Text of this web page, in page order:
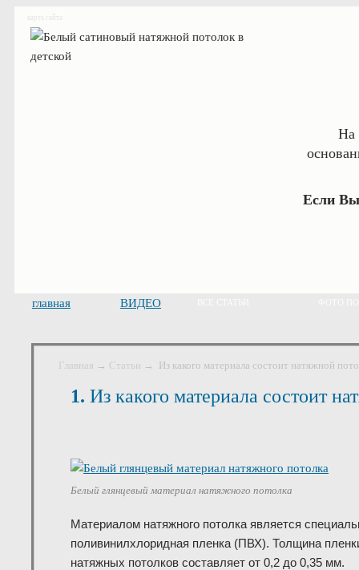
карта сайта
На
Если Вы
главная ВИДЕО
Главная → Статьи → Из какого материала состоит натяжной
1. Из какого материала состоит
Белый глянцевый материал натяжного потолка
Материалом натяжного потолка является
поливинилхлоридная пленка (ПВХ). Толщина
натяжных потолков составляет от 0,2 до 0,35 мм.